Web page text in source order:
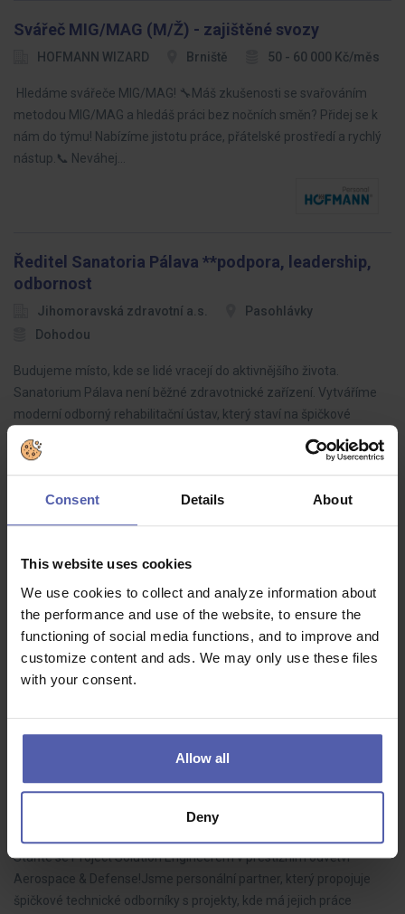
Consent Details About
This website uses cookies
We use cookies to collect and analyze information about
the performance and use of the website, to ensure the
functioning of social media functions, and to improve and
customize content and ads. We may only use these files
with your consent.
Allow all
Deny
Svářeč MIG/MAG (M/Ž) - zajištěné svozy
HOFMANN WIZARD Brniště 50 - 60 000 Kč/měs
Hledáme svářeče MIG/MAG! 🔧Máš zkušenosti se svařováním
metodou MIG/MAG a hledáš práci bez nočních směn? Přidej se k
nám do týmu! Nabízíme jistotu práce, přátelské prostředí a rychlý
nástup.📞 Neváhej…
Ředitel Sanatoria Pálava **podpora, leadership,
odbornost
Jihomoravská zdravotní a.s.
Pasohlávky
Dohodou
Budujeme místo, kde se lidé vracejí do aktivnějšího života.
Sanatorium Pálava není běžné zdravotnické zařízení. Vytváříme
moderní odborný rehabilitační ústav, který staví na špičkové
O.K. solution Havlíčkův Brod
Na této pozici získáte možnost podílet se na nových projektech,
pracovat s lisovací technologií na vysoké úrovni a vidět reálný
dopad své práce na výslednou výrobu. Po zaučení se můžete
Defense
Olomoucký kraj
Staňte se Project Solution Engineerem v prestižním odvětví
Aerospace & Defense!Jsme personální partner, který propojuje
špičkové technické odborníky s projekty, kde má jejich práce